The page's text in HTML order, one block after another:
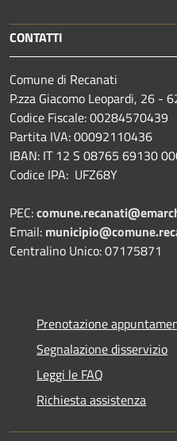
CONTATTI
Comune di Recanati
P.zza Giacomo Leopardi, 26 -
Codice Fiscale: 00284570439
Partita IVA: 00092110436
IBAN: IT 12 S 08765 69130
Codice IPA: UFZ68Y
PEC:
Email:
Centralino Unico: 07175871
Prenotazione
Segnalazione disservizio
Leggi le FAQ
Richiesta assistenza